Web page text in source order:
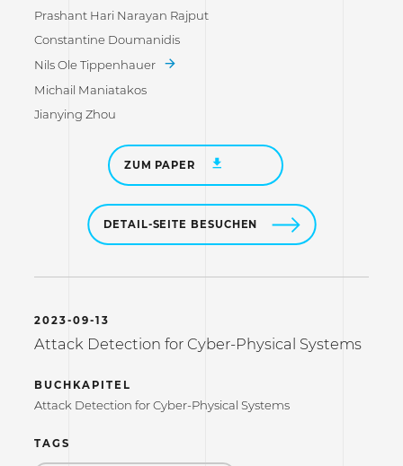
Prashant Hari Narayan Rajput
Constantine Doumanidis
Nils Ole Tippenhauer
Michail Maniatakos
Jianying Zhou
ZUM PAPER
DETAIL-SEITE BESUCHEN
2023-09-13
Attack Detection for Cyber-Physical Systems
BUCHKAPITEL
Attack Detection for Cyber-Physical Systems
TAGS